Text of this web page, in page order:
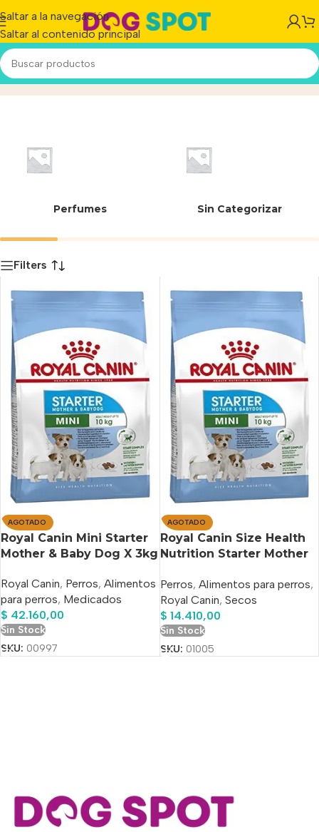
Saltar a la navegación
Saltar al contenido principal
7790187339576Inicio/Producto
Perfumes Sin Categorizar
Filters
AGOTADO
Royal Canin Mini Starter
Mother & Baby Dog X 3kg
Royal Canin, Perros, Alimentos
para perros, Medicados
$ 42.160,00
Sin Stock
SKU: 00997
AGOTADO
Royal Canin Size Health
Nutrition Starter Mother
Cachorro De Raza Mini
Sabor Mix En Bolsa De
1 kg
Perros, Alimentos para perros,
Royal Canin, Secos
$ 14.410,00
Sin Stock
SKU: 01005